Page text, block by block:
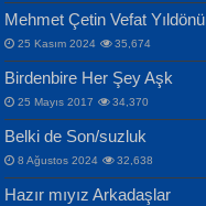
MAHMUT GÜRBÜZ
İbrahim Olmak ve
Songül Özel
Mahzen...
NAZIM HİKMET RAN
Bir Cezaevinde,
Mektupları...
Mehmet Çetin Vefat
25 Kasım 2024 35,674
Birdenbire Her Şey Aşk
25 Mayıs 2017 34,370
Belki de Son/suzluk
8 Ağustos 2024 32,638
Hazır mıyız Arkadaşlar